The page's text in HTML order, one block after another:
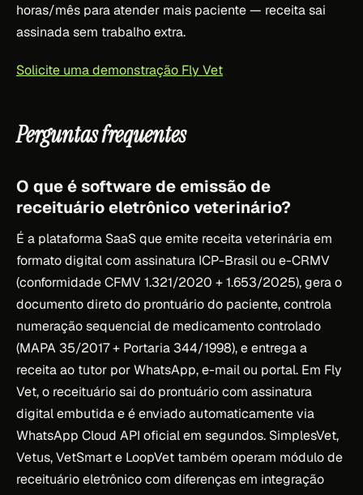
horas/mês para atender mais paciente — receita sai
assinada sem trabalho extra.
Solicite uma demonstração Fly Vet
Perguntas frequentes
O que é software de emissão de
receituário eletrônico veterinário?
É a plataforma SaaS que emite receita veterinária em
formato digital com assinatura ICP-Brasil ou e-CRMV
(conformidade CFMV 1.321/2020 + 1.653/2025), gera o
documento direto do prontuário do paciente, controla
numeração sequencial de medicamento controlado
(MAPA 35/2017 + Portaria 344/1998), e entrega a
receita ao tutor por WhatsApp, e-mail ou portal. Em Fly
Vet, o receituário sai do prontuário com assinatura
digital embutida e é enviado automaticamente via
WhatsApp Cloud API oficial em segundos. SimplesVet,
Vetus, VetSmart e LoopVet também operam módulo de
receituário eletrônico com diferenças em integração